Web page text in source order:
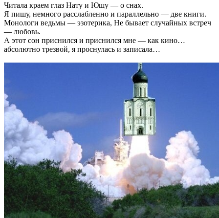
Читала краем глаз Нату и Юшу — о снах.
Я пишу, немного расслабленно и параллельно — две книги.
Монологи ведьмы — эзотерика, Не бывает случайных встреч
— любовь.
А этот сон приснился и приснился мне — как кино…
абсолютно трезвой, я проснулась и записала…